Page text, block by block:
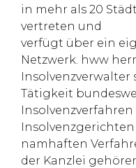
in mehr als 20
vertreten und
verfügt über ein
Netzwerk. hww
Tätigkeit
namhaften
der Kanzlei